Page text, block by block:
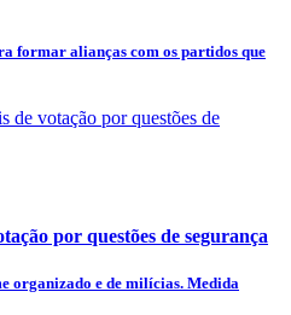
formar alianças com os partidos que
por questões de segurança
organizado e de milícias. Medida